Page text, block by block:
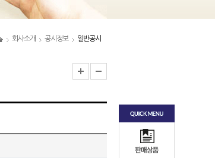
회사소개 공시정보 일반공시